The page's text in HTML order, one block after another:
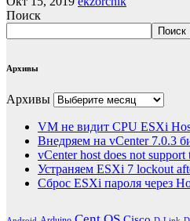
Поиск
Поиск
Архивы
Архивы
VM не видит CPU ESXi
Внедряем на vCenter 7.0.3
vCenter host does not support
Устраняем ESXi 7 lockout
Сброс ESXi пароля через